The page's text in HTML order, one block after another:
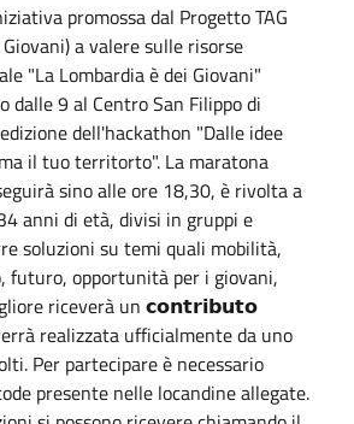
promossa dal Progetto TAG
a valere sulle risorse
"La Lombardia è dei Giovani"
dalle 9 al Centro San Filippo di
dell'hackathon "Dalle idee
il tuo territorto". La maratona
sino alle ore 18,30, è rivolta a
anni di età, divisi in gruppi e
soluzioni su temi quali mobilità,
opportunità per i giovani,
riceverà un 𝗰𝗼𝗻𝘁𝗿𝗶𝗯𝘂𝘁𝗼
realizzata ufficialmente da uno
Per partecipare è necessario
presente nelle locandine allegate.